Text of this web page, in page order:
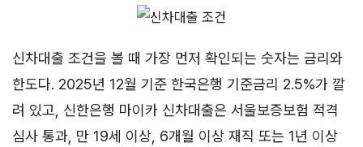
신차대출 조건을 볼 때 가장 먼저 확인되는 숫자는 금리와
한도다. 2025년 12월 기준 한국은행 기준금리 2.5%가 깔
려 있고, 신한은행 마이카 신차대출은 서울보증보험 적격
심사 통과, 만 19세 이상, 6개월 이상 재직 또는 1년 이상